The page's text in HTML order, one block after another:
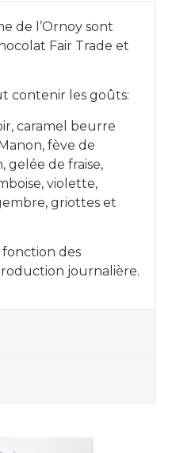
de l’Ornoy sont
Fair Trade et
contenir les goûts:
caramel beurre
fève de
gelée de fraise,
violette,
griottes et
fonction des
journalière.